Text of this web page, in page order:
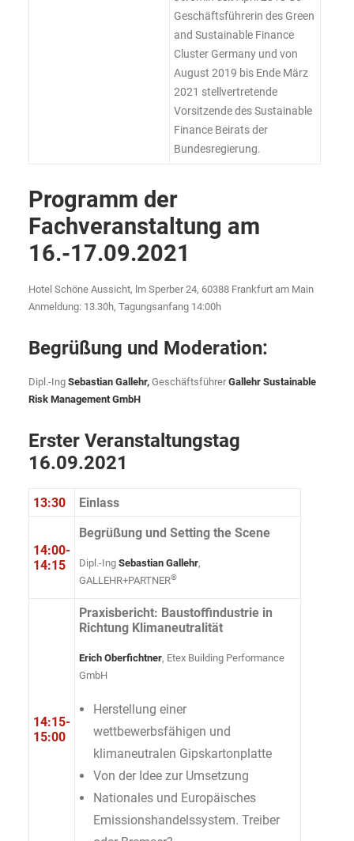
Geschäftsführerin des Green
and Sustainable Finance
Cluster Germany und von
August 2019 bis Ende März
2021 stellvertretende
Vorsitzende des Sustainable
Finance Beirats der
Bundesregierung.
Programm der
Fachveranstaltung am
16.-17.09.2021
Hotel Schöne Aussicht, lm Sperber 24, 60388 Frankfurt am Main
Anmeldung: 13.30h, Tagungsanfang 14:00h
Begrüßung und Moderation:
Dipl.-Ing Sebastian Gallehr, GeschäftsführerGallehr Sustainable
Risk Management GmbH
Erster Veranstaltungstag
16.09.2021
13:30 Einlass
14:00-
14:15
Begrüßung und Setting the Scene
Dipl.-Ing Sebastian Gallehr,
GALLEHR+PARTNER®
14:15-
15:00
Praxisbericht: Baustoffindustrie in
Richtung Klimaneutralität
Erich Oberfichtner, Etex Building Performance
GmbH
Herstellung einer
wettbewerbsfähigen und
klimaneutralen Gipskartonplatte
Von der Idee zur Umsetzung
Nationales und Europäisches
Emissionshandelssystem. Treiber